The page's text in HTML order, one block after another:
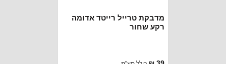
מדבקת טרייל רייטד אדומה
רקע שחור